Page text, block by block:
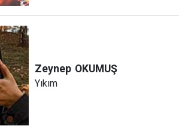
Zeynep OKUMUŞ
Yıkım